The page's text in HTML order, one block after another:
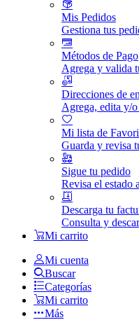
Mis Pedidos
Gestiona tus
Métodos de Pago
Agrega y valida
Direcciones de
Agrega, edita y/
Mi lista de
Guarda y revisa
Sigue tu pedido
Revisa el estado
Descarga tu
Consulta y
Mi carrito
Mi cuenta
Buscar
Categorías
Mi carrito
Más